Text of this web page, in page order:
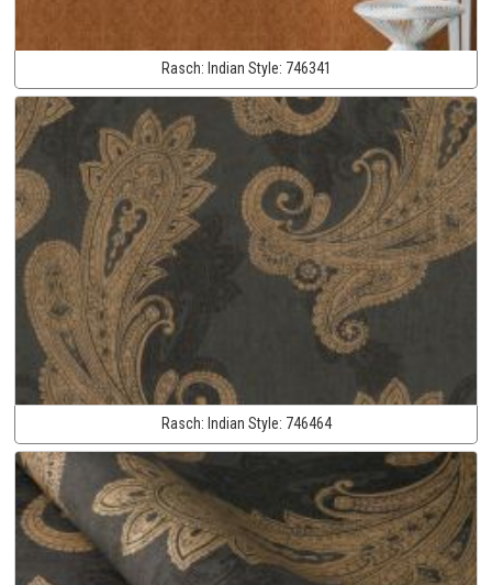
Rasch: Indian Style: 746341
Rasch: Indian Style: 746464